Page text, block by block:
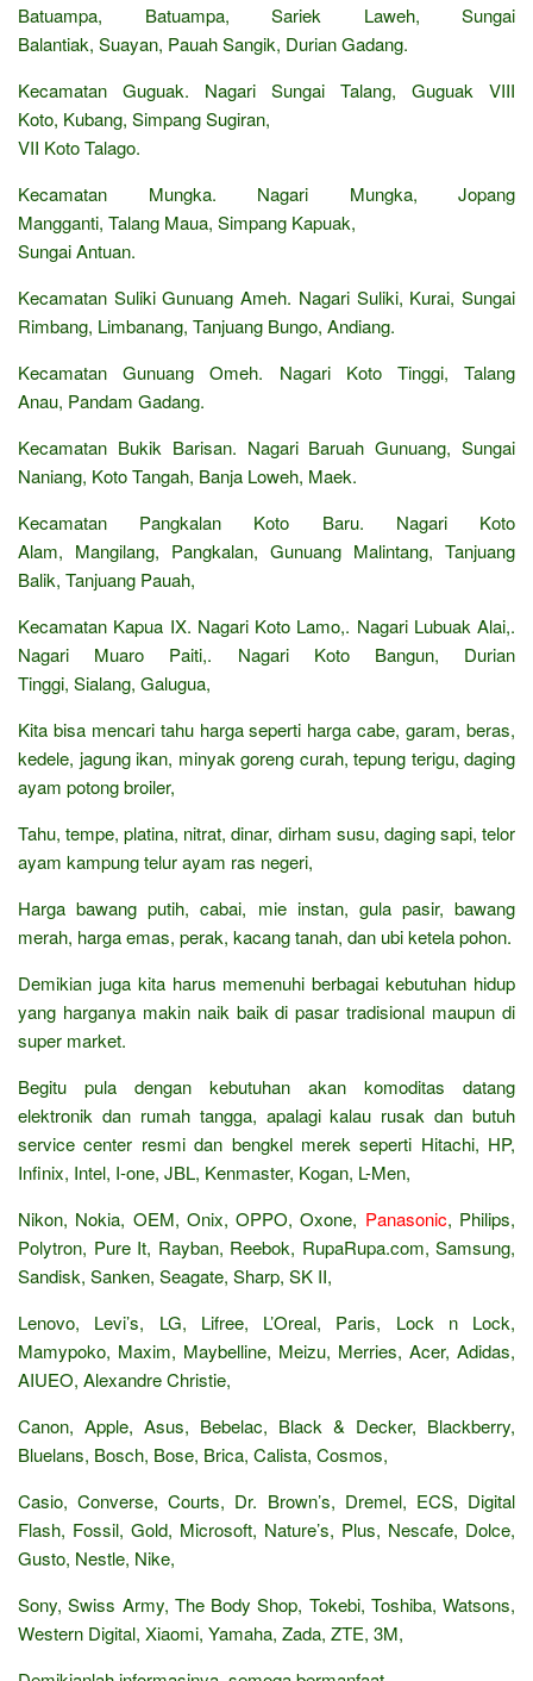
Batuampa, Batuampa, Sariek Laweh, Sungai
Balantiak, Suayan, Pauah Sangik, Durian Gadang.
Kecamatan Guguak. Nagari Sungai Talang, Guguak VIII
Koto, Kubang, Simpang Sugiran,
VII Koto Talago.
Kecamatan Mungka. Nagari Mungka, Jopang
Mangganti, Talang Maua, Simpang Kapuak,
Sungai Antuan.
Kecamatan Suliki Gunuang Ameh. Nagari Suliki, Kurai, Sungai
Rimbang, Limbanang, Tanjuang Bungo, Andiang.
Kecamatan Gunuang Omeh. Nagari Koto Tinggi, Talang
Anau, Pandam Gadang.
Kecamatan Bukik Barisan. Nagari Baruah Gunuang, Sungai
Naniang, Koto Tangah, Banja Loweh, Maek.
Kecamatan Pangkalan Koto Baru. Nagari Koto
Alam, Mangilang, Pangkalan, Gunuang Malintang, Tanjuang
Balik, Tanjuang Pauah,
Kecamatan Kapua IX. Nagari Koto Lamo,. Nagari Lubuak Alai,.
Nagari Muaro Paiti,. Nagari Koto Bangun, Durian
Tinggi, Sialang, Galugua,
Kita bisa mencari tahu harga seperti harga cabe, garam, beras,
kedele, jagung ikan, minyak goreng curah, tepung terigu, daging
ayam potong broiler,
Tahu, tempe, platina, nitrat, dinar, dirham susu, daging sapi, telor
ayam kampung telur ayam ras negeri,
Harga bawang putih, cabai, mie instan, gula pasir, bawang
merah, harga emas, perak, kacang tanah, dan ubi ketela pohon.
Demikian juga kita harus memenuhi berbagai kebutuhan hidup
yang harganya makin naik baik di pasar tradisional maupun di
super market.
Begitu pula dengan kebutuhan akan komoditas datang
elektronik dan rumah tangga, apalagi kalau rusak dan butuh
service center resmi dan bengkel merek seperti Hitachi, HP,
Infinix, Intel, I-one, JBL, Kenmaster, Kogan, L-Men,
Nikon, Nokia, OEM, Onix, OPPO, Oxone, Panasonic, Philips,
Polytron, Pure It, Rayban, Reebok, RupaRupa.com, Samsung,
Sandisk, Sanken, Seagate, Sharp, SK II,
Lenovo, Levi’s, LG, Lifree, L’Oreal, Paris, Lock n Lock,
Mamypoko, Maxim, Maybelline, Meizu, Merries, Acer, Adidas,
AIUEO, Alexandre Christie,
Canon, Apple, Asus, Bebelac, Black & Decker, Blackberry,
Bluelans, Bosch, Bose, Brica, Calista, Cosmos,
Casio, Converse, Courts, Dr. Brown’s, Dremel, ECS, Digital
Flash, Fossil, Gold, Microsoft, Nature’s, Plus, Nescafe, Dolce,
Gusto, Nestle, Nike,
Sony, Swiss Army, The Body Shop, Tokebi, Toshiba, Watsons,
Western Digital, Xiaomi, Yamaha, Zada, ZTE, 3M,